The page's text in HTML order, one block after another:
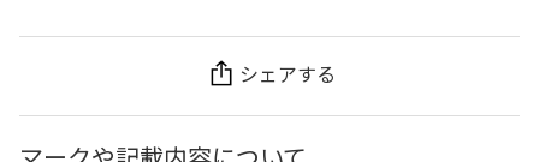
シェアする